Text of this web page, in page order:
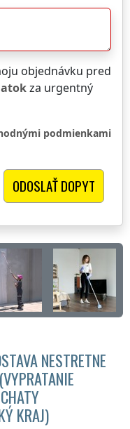
objednávku pred
za urgentný
podmienkami
NESTRETNE
KRAJ)